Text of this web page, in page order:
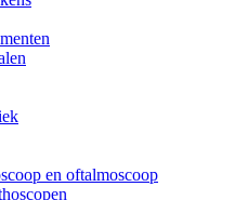
en oftalmoscoop